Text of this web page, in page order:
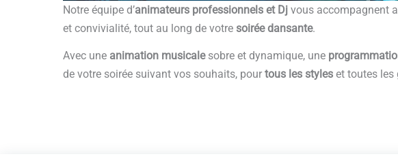
Notre équipe d’animateurs professionnels et Dj vous accompagnent
et convivialité, tout au long de votre soirée dansante.
Avec une animation musicalesobre et dynamique, une
de votre soirée suivant vos souhaits, pour tous les styles et toutes les